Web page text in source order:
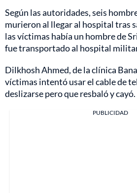
Según las autoridades, seis
murieron al llegar al hospital tras
las víctimas había un hombre de
fue transportado al hospital
Dilkhosh Ahmed, de la clínica
víctimas intentó usar el cable de
deslizarse pero que resbaló y cayó.
PUBLICIDAD